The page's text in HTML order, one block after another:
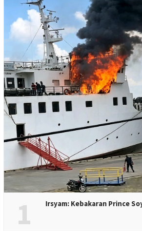
1 Irsyam: Kebakaran Prince